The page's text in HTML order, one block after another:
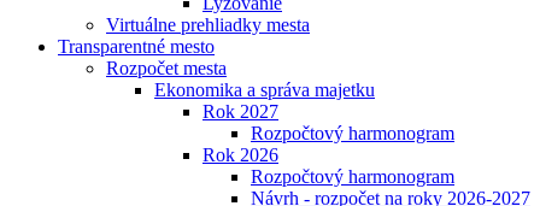
Virtuálne prehliadky mesta
Transparentné mesto
Rozpočet mesta
Ekonomika a správa majetku
Rok 2027
Rozpočtový harmonogram
Rok 2026
Rozpočtový harmonogram
Návrh - rozpočet na roky 2026-2027